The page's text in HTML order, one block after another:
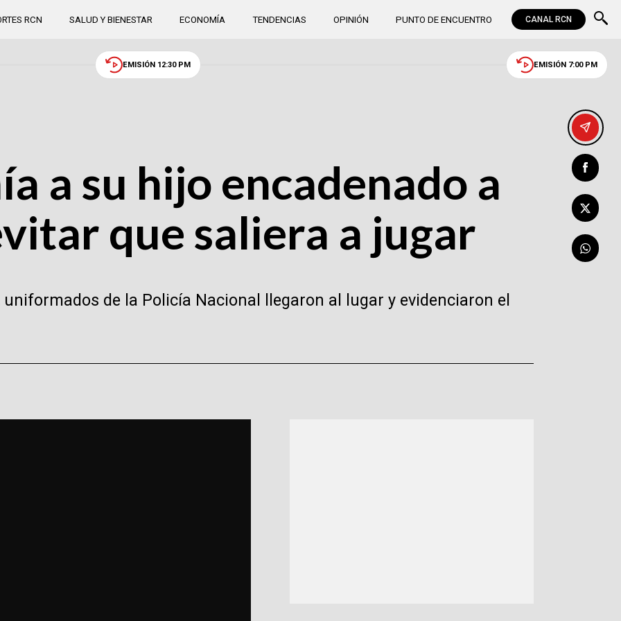
RCN SALUD Y BIENESTAR ECONOMÍA TENDENCIAS OPINIÓN PUNTO DE ENCUENTRO CANAL RCN
EMISIÓN 12:30 PM EMISIÓN 7:00 PM
a su hijo encadenado a
que saliera a jugar
de la Policía Nacional llegaron al lugar y evidenciaron el